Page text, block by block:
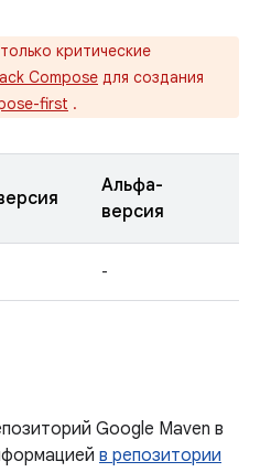
критические
Compose для создания
first .
Альфа-
версия
-
Google Maven в
в репозитории